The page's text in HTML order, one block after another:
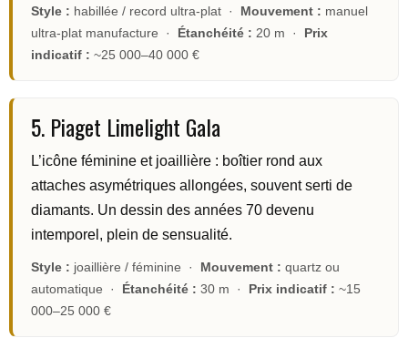
Style : habillée / record ultra-plat · Mouvement : manuel
ultra-plat manufacture · Étanchéité : 20 m · Prix
indicatif : ~25 000–40 000 €
5. Piaget Limelight Gala
L’icône féminine et joaillière : boîtier rond aux
attaches asymétriques allongées, souvent serti de
diamants. Un dessin des années 70 devenu
intemporel, plein de sensualité.
Style : joaillière / féminine · Mouvement : quartz ou
automatique · Étanchéité : 30 m · Prix indicatif : ~15
000–25 000 €